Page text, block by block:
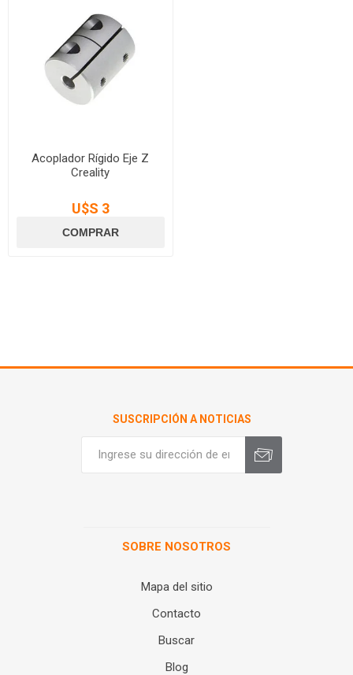
Acoplador Rígido Eje Z
Creality
U$S 3
SUSCRIPCIÓN A NOTICIAS
SOBRE NOSOTROS
Mapa del sitio
Contacto
Buscar
Blog